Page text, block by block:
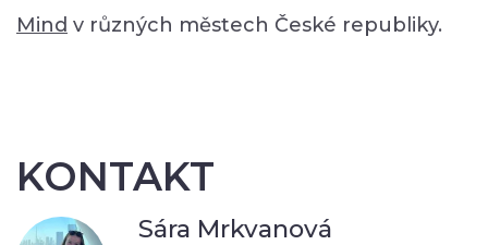
Mind v různých městech České republiky.
KONTAKT
Sára Mrkvanová